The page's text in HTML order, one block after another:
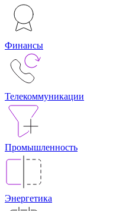
Финансы
Телекоммуникации
Промышленность
Энергетика